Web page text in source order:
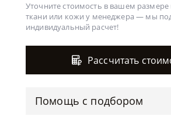
Уточните стоимость в вашем размере
ткани или кожи у менеджера — мы
индивидуальный расчет!
Рассчитать
Помощь с подбором